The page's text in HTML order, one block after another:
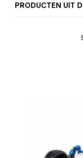
PRODUCTEN UIT